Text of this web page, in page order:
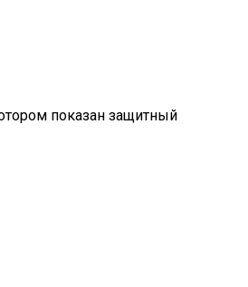
показан защитный